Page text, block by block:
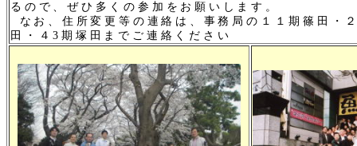
るので、ぜひ多くの参加をお願いします。
なお、住所変更等の連絡は、事務局の１１期篠田・
田・４3期塚田までご連絡ください